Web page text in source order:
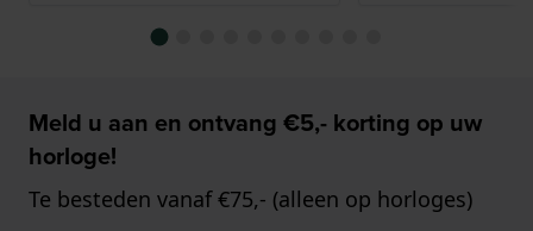
Meld u aan en ontvang €5,- korting op uw
horloge!
Te besteden vanaf €75,- (alleen op horloges)